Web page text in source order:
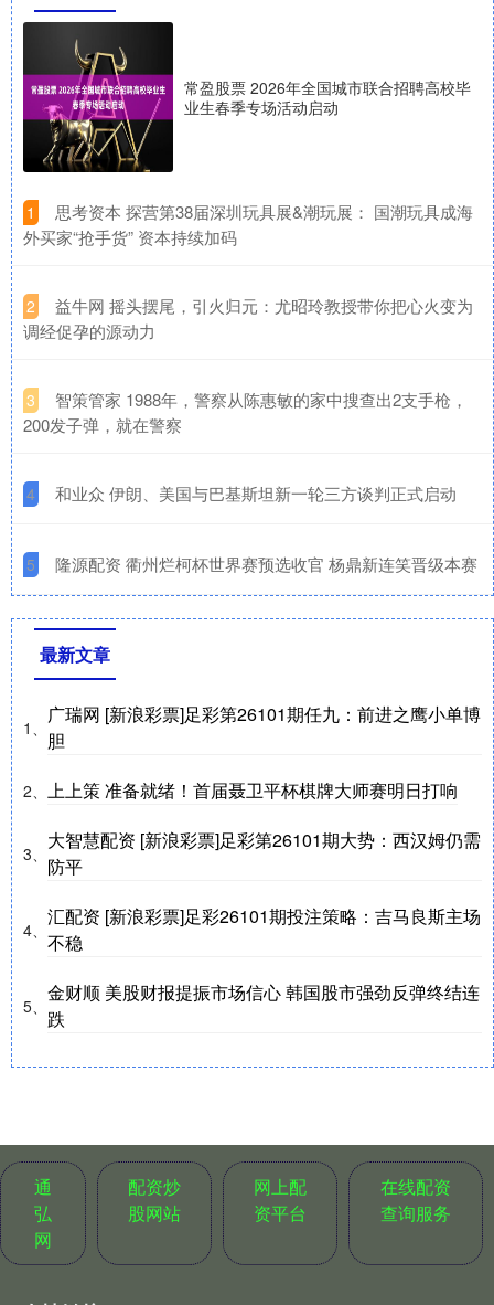
常盈股票 2026年全国城市联合招聘高校毕
业生春季专场活动启动
1
​思考资本 探营第38届深圳玩具展&潮玩展： 国潮玩具成海
外买家“抢手货” 资本持续加码
2
​益牛网 摇头摆尾，引火归元：尤昭玲教授带你把心火变为
调经促孕的源动力
3
​智策管家 1988年，警察从陈惠敏的家中搜查出2支手枪，
200发子弹，就在警察
4 ​和业众 伊朗、美国与巴基斯坦新一轮三方谈判正式启动
5 ​隆源配资 衢州烂柯杯世界赛预选收官 杨鼎新连笑晋级本赛
最新文章
1、
广瑞网 [新浪彩票]足彩第26101期任九：前进之鹰小单博
胆
2、 上上策 准备就绪！首届聂卫平杯棋牌大师赛明日打响
3、
大智慧配资 [新浪彩票]足彩第26101期大势：西汉姆仍需
防平
4、
汇配资 [新浪彩票]足彩26101期投注策略：吉马良斯主场
不稳
5、
金财顺 美股财报提振市场信心 韩国股市强劲反弹终结连
跌
通
弘
网
配资炒
股网站
网上配
资平台
在线配资
查询服务